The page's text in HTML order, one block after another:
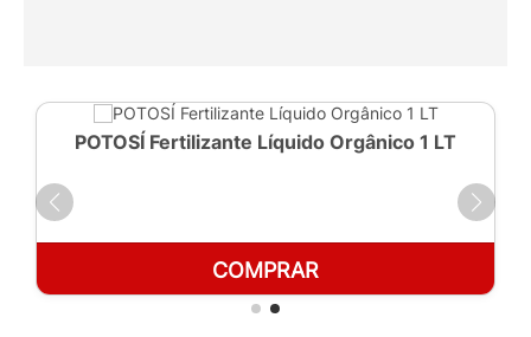
POTOSÍ Fertilizante Líquido Orgânico 1 LT
COMPRAR